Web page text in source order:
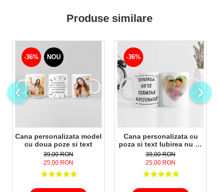
Produse similare
-36% NOU
Cana personalizata model
cu doua poze si text
39,00 RON
25,00 RON
-36%
Cana personalizata cu
poza si text Iubirea nu se
termina niciodata
39,00 RON
25,00 RON